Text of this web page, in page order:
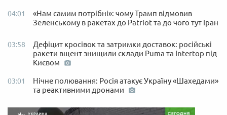
04:01
«Нам самим потрібні»: чому Трамп відмовив
Зеленському в ракетах до Patriot та до чого тут Іран
03:58
Дефіцит кросівок та затримки доставок: російські
ракети вщент знищили склади Puma та Intertop під
Києвом
03:01
Нічне полювання: Росія атакує Україну «Шахедами»
та реактивними дронами